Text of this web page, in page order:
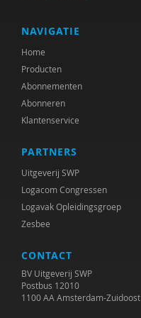
René Broekloelofs
René Broekroelofs
Jolanda Buijze
Leony Coppens
Siska van Daele
Mehmet Day
Fedor de Beer
Marian de Graaf
Doret de Ruyter
NAVIGATIE
Home
Producten
Abonnementen
Abonneren
Klantenservice
PARTNERS
Uitgeverij SWP
Logacom Congressen
Logavak Opleidingsgroep
Zesbee
CONTACT
BV Uitgeverij SWP
Postbus 12010
1100 AA Amsterdam-Zuidoost